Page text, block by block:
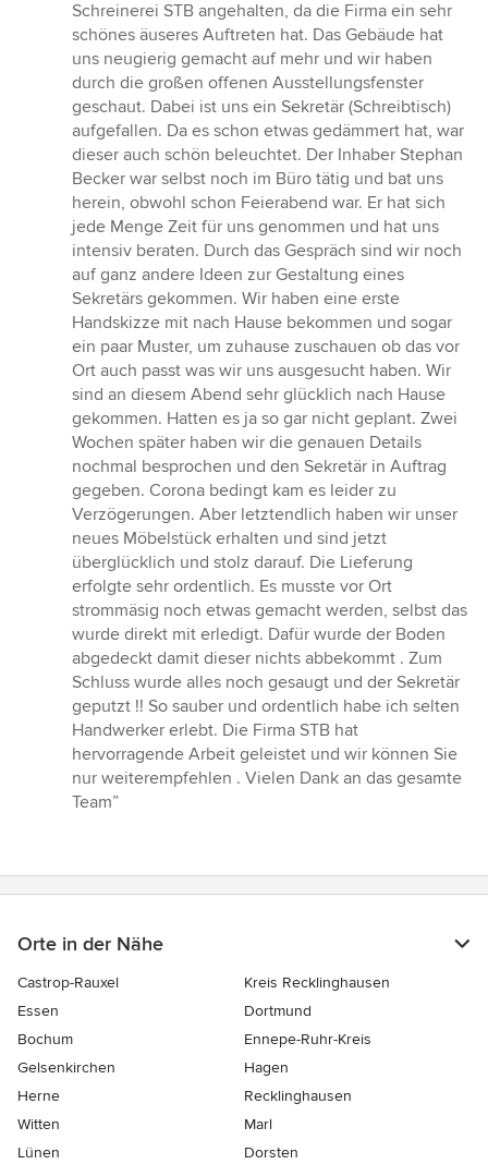
5
von
5
Sternen
Schreinerei STB angehalten, da die Firma ein sehr
schönes äuseres Auftreten hat. Das Gebäude hat
uns neugierig gemacht auf mehr und wir haben
durch die großen offenen Ausstellungsfenster
geschaut. Dabei ist uns ein Sekretär (Schreibtisch)
aufgefallen. Da es schon etwas gedämmert hat, war
dieser auch schön beleuchtet. Der Inhaber Stephan
Becker war selbst noch im Büro tätig und bat uns
herein, obwohl schon Feierabend war. Er hat sich
jede Menge Zeit für uns genommen und hat uns
intensiv beraten. Durch das Gespräch sind wir noch
auf ganz andere Ideen zur Gestaltung eines
Sekretärs gekommen. Wir haben eine erste
Handskizze mit nach Hause bekommen und sogar
ein paar Muster, um zuhause zuschauen ob das vor
Ort auch passt was wir uns ausgesucht haben. Wir
sind an diesem Abend sehr glücklich nach Hause
gekommen. Hatten es ja so gar nicht geplant. Zwei
Wochen später haben wir die genauen Details
nochmal besprochen und den Sekretär in Auftrag
gegeben. Corona bedingt kam es leider zu
Verzögerungen. Aber letztendlich haben wir unser
neues Möbelstück erhalten und sind jetzt
überglücklich und stolz darauf. Die Lieferung
erfolgte sehr ordentlich. Es musste vor Ort
strommäsig noch etwas gemacht werden, selbst das
wurde direkt mit erledigt. Dafür wurde der Boden
abgedeckt damit dieser nichts abbekommt . Zum
Schluss wurde alles noch gesaugt und der Sekretär
geputzt !! So sauber und ordentlich habe ich selten
Handwerker erlebt. Die Firma STB hat
hervorragende Arbeit geleistet und wir können Sie
nur weiterempfehlen . Vielen Dank an das gesamte
Team”
Orte in der Nähe
Castrop-Rauxel
Kreis Recklinghausen
Essen
Dortmund
Bochum
Ennepe-Ruhr-Kreis
Gelsenkirchen
Hagen
Herne
Recklinghausen
Witten
Marl
Lünen
Dorsten